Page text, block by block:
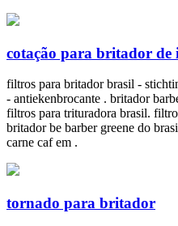
cotação para britador de
filtros para britador brasil -
- antiekenbrocante . britador
filtros para trituradora brasil.
britador be barber greene do
carne caf em .
tornado para britador